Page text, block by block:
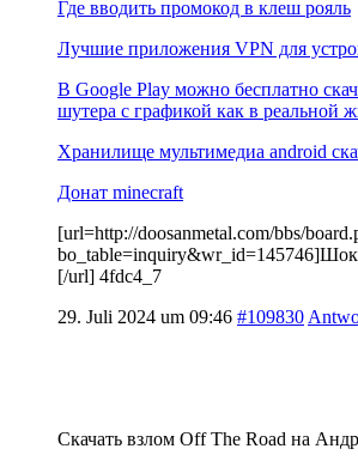
Где вводить промокод в клеш рояль
Лучшие приложения VPN для
В Google Play можно бесплатно
шутера с графикой как в реальной
Хранилище мультимедиа android
Донат minecraft
[url=http://doosanmetal.com/bbs/
[/url] 4fdc4_7
29. Juli 2024 um 09:46 #109830
Скачать взлом Off The Road на